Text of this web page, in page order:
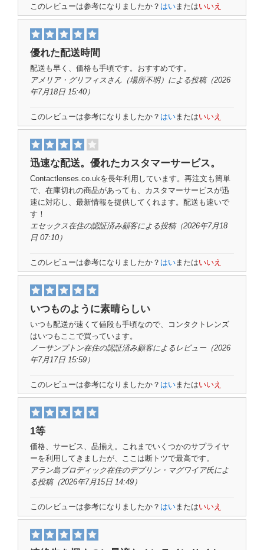
このレビューは参考になりましたか？ はいまたはいいえ
優れた配送時間
配送も早く、価格も手頃です。おすすめです。
アメリア・グリフィスさん（場所不明） による投稿（2026
年7月18日 15:40）
このレビューは参考になりましたか？ はいまたはいいえ
迅速な配送。優れたカスタマーサービス。
Contactlenses.co.ukを長年利用しています。再注文も簡単
で、在庫切れの商品があっても、カスタマーサービスが迅
速に対応し、最新情報を提供してくれます。配送も速いで
す！
エセックス在住の認証済み顧客による投稿（2026年7月18
日 07:10）
このレビューは参考になりましたか？ はいまたはいいえ
いつものように素晴らしい
いつも配送が速くて値段も手頃なので、コンタクトレンズ
はいつもここで買っています。
ノーサンプトン在住の認証済み顧客によるレビュー （2026
年7月17日 15:59）
このレビューは参考になりましたか？ はいまたはいいえ
1等
価格、サービス、品揃え。これまでいくつかのサプライヤ
ーを利用してきましたが、ここは断トツで最高です。
アラン島ブロディック在住のデブリン・マグワイア氏によ
る投稿（2026年7月15日 14:49）
このレビューは参考になりましたか？ はいまたはいいえ